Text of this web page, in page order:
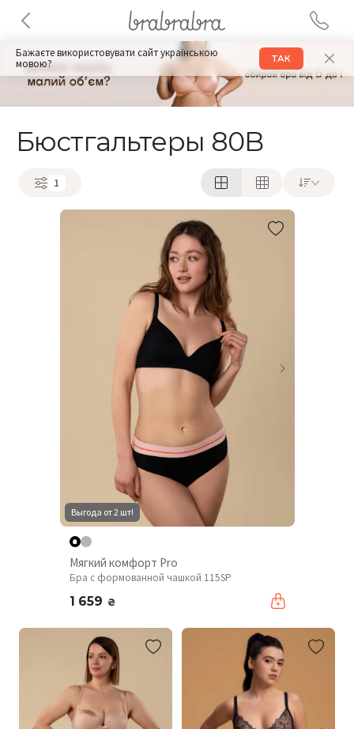
Бажаєте використовувати сайт українською
мовою?
ТАК
Бюстгальтеры 80B
1
Выгода от 2 шт!
Мягкий комфорт Pro
Бра с формованной чашкой 115SP
1 659 ₴